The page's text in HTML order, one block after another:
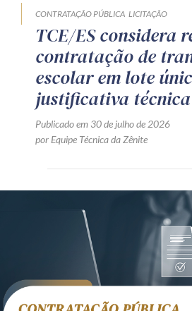
CONTRATAÇÃO PÚBLICA LICITAÇÃO
TCE/ES considera
contratação de
escolar em lote
justificativa técnica
Publicado em 30 de julho de 2026
por Equipe Técnica da Zênite